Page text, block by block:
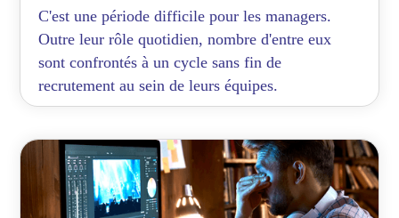
C'est une période difficile pour les managers.
Outre leur rôle quotidien, nombre d'entre eux
sont confrontés à un cycle sans fin de
recrutement au sein de leurs équipes.